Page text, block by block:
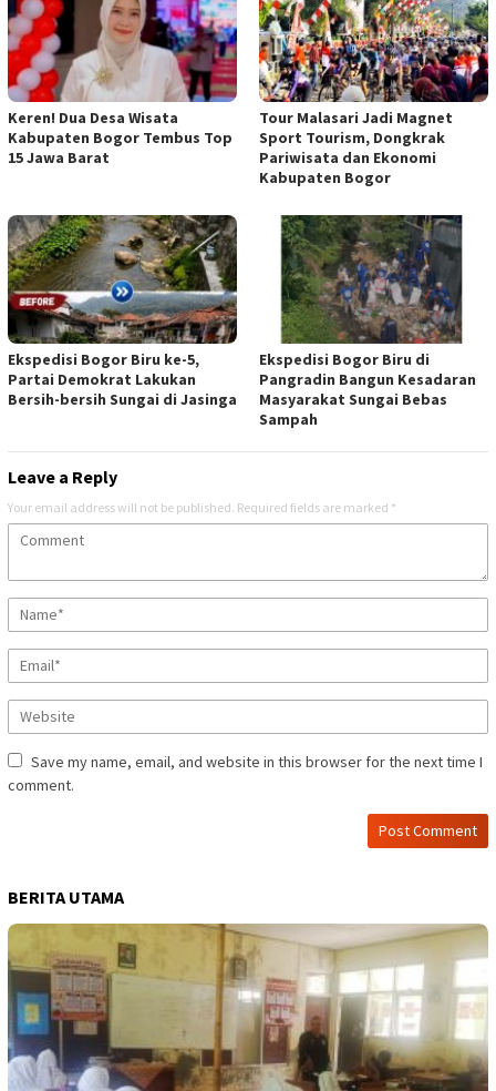
Keren! Dua Desa Wisata
Kabupaten Bogor Tembus Top
15 Jawa Barat
Tour Malasari Jadi Magnet
Sport Tourism, Dongkrak
Pariwisata dan Ekonomi
Kabupaten Bogor
Ekspedisi Bogor Biru ke-5,
Partai Demokrat Lakukan
Bersih-bersih Sungai di Jasinga
Ekspedisi Bogor Biru di
Pangradin Bangun Kesadaran
Masyarakat Sungai Bebas
Sampah
Leave a Reply
Your email address will not be published. Required fields are marked *
Save my name, email, and website in this browser for the next time I
comment.
BERITA UTAMA